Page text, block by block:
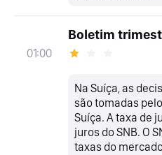
01:00
Boletim
Na Suíça, as
são tomadas
Suíça. A taxa de
juros do SNB. O
taxas do